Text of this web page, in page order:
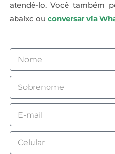
atendê-lo. Você também
abaixo ou conversar via
Nome
Sobrenome
Email
Celular